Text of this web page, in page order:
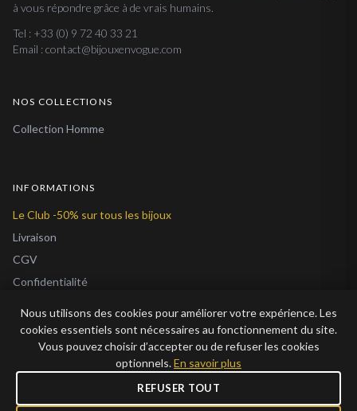
à vous répondre grâce à de vrais humains.
Tel : +33 (0) 9 72 40 33 21
Email : contact@bijouxenvogue.com
NOS COLLECTIONS
Collection Homme
INFORMATIONS
Le Club -50% sur tous les bijoux
Livraison
CGV
Confidentialité
À Propos
Nous utilisons des cookies pour améliorer votre expérience. Les
cookies essentiels sont nécessaires au fonctionnement du site.
Vous pouvez choisir d’accepter ou de refuser les cookies
optionnels.En savoir plus
REFUSER TOUT